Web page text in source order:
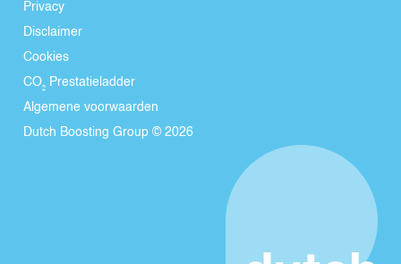
Privacy
Disclaimer
Cookies
CO₂ Prestatieladder
Algemene voorwaarden
Dutch Boosting Group © 2026